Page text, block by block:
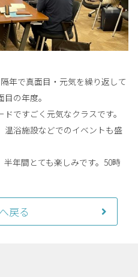
年で真面目・元気を繰り返して
の年度。
ですごく元気なクラスです。
温浴施設などでのイベントも盛
年間とても楽しみです。50時
戻る